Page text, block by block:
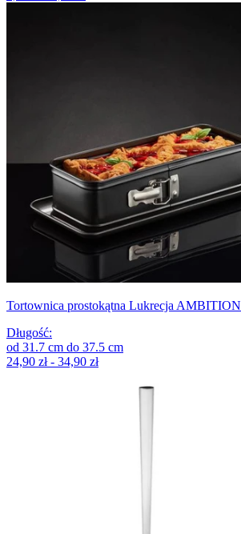
Tortownica prostokątna Lukrecja AMBITION
Długość:
od 31.7 cm do 37.5 cm
24,90 zł - 34,90 zł